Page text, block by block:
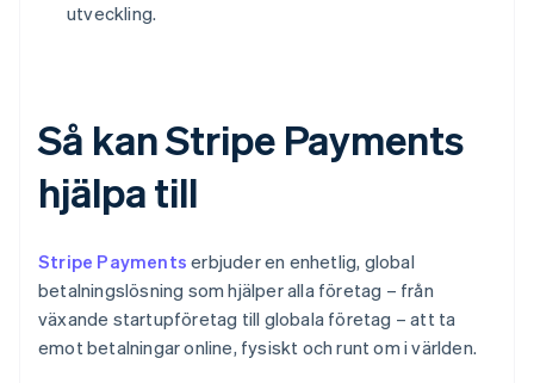
utveckling.
Så kan Stripe Payments
hjälpa till
Stripe Payments erbjuder en enhetlig, global
betalningslösning som hjälper alla företag – från
växande startupföretag till globala företag – att ta
emot betalningar online, fysiskt och runt om i världen.